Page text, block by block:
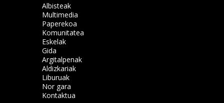
Albisteak
Multimedia
Paperekoa
Komunitatea
Eskelak
Gida
Argitalpenak
Aldizkariak
Liburuak
Nor gara
Kontaktua